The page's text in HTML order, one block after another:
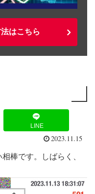
はこちら
LINE
2023.11.15
棒です。しばらく、